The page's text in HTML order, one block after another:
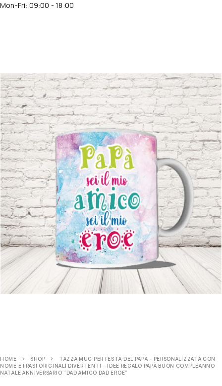
Mon-Fri: 09:00 - 18:00
HOME SHOP
TAZZA MUG PER FESTA DEL PAPÀ – PERSONALIZZATA CON
NOME E FRASI ORIGINALI DIVERTENTI – IDEE REGALO PAPÀ BUON COMPLEANNO
NATALE ANNIVERSARIO ”DAD AMICO DAD EROE”